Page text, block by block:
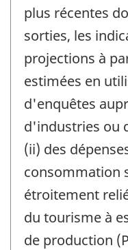
plus récentes
sorties, les
projections à
estimées en
d'enquêtes
d'industries ou
(ii) des
consommation
étroitement
du tourisme à
de production